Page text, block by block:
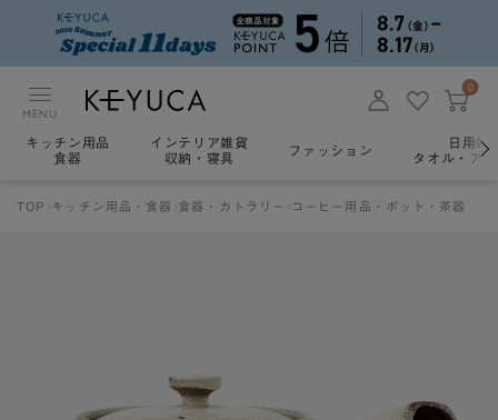
MENU
0
キッチン用品
食器
インテリア雑貨
収納・寝具
ファッション
日用雑
タオル・ア
TOP キッチン用品・食器 食器・カトラリー コーヒー用品・ポット・茶器